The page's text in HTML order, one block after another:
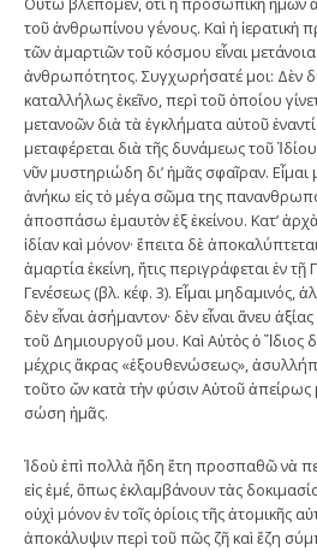
τοῦ ἀνθρωπίνου γένους. Καὶ ἡ ἱερατικὴ
τῶν ἁμαρτιῶν τοῦ κόσμου εἶναι
ἀνθρωπότητος. Συγχωρήσατέ μοι: Δὲν
καταλλήλως ἐκεῖνο, περὶ τοῦ ὁποίου
μετανοῶν διὰ τὰ ἐγκλήματα αὐτοῦ
μεταφέρεται διὰ τῆς δυνάμεως τοῦ Ἰδίου
νῦν μυστηριώδη δι’ ἡμᾶς σφαῖραν.
ἀνήκω εἰς τὸ μέγα σῶμα της
ἀποσπάσω ἐμαυτὸν ἐξ ἐκείνου. Κατ’
ἰδίαν καὶ μόνον· ἔπειτα δὲ
ἁμαρτία ἐκείνη, ἥτις περιγράφεται ἐν
Γενέσεως (βλ. κέφ. 3). Εἶμαι μηδαμινός,
δὲν εἶναι ἀσήμαντον· δὲν εἶναι ἄνευ
τοῦ Δημιουργοῦ μου. Καὶ Αὐτὸς ὁ Ἴδιος
μέχρις ἄκρας «ἐξουθενώσεως»,
τοῦτο ὤν κατὰ τὴν φύσιν Αὐτοῦ ἀπείρως
σώση ἡμᾶς.
Ἰδοὺ ἐπὶ πολλὰ ἤδη ἔτη προσπαθῶ νὰ
εἰς ἐμέ, ὅπως ἐκλαμβάνουν τὰς
οὐχὶ μόνον ἐν τοῖς ὁρίοις τῆς ἀτομικῆς
ἀποκάλυψιν περὶ τοῦ πῶς ζῆ καὶ ἔζη